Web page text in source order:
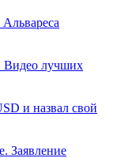
Видео лучших
и назвал свой
Заявление